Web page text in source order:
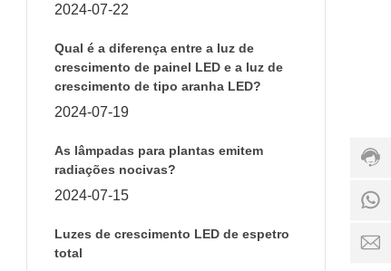
2024-07-22
Qual é a diferença entre a luz de
crescimento de painel LED e a luz de
crescimento de tipo aranha LED?
2024-07-19
As lâmpadas para plantas emitem
radiações nocivas?
2024-07-15
Luzes de crescimento LED de espetro
total
9236
4389
de
8:00